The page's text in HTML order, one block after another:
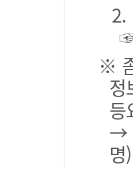
2.
※
정
등
→